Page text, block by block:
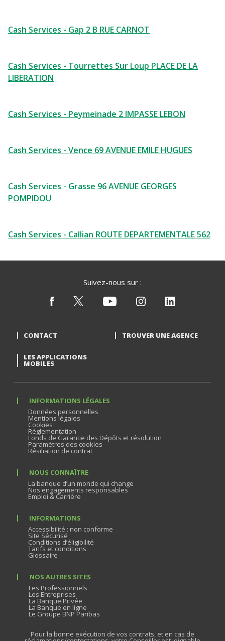
Cash Services - Gap 2 B RUE CARNOT
Cash Services - Tourrettes Sur Loup PLACE DE LA
LIBERATION
Cash Services - Peymeinade 2 IMPASSE LEBON
Cash Services - Vence 69 AVENUE EMILE HUGUES
Cash Services - Grasse 96 AVENUE GEORGES
POMPIDOU
Cash Services - Callian ROUTE DEPARTEMENTALE 562
Suivez-nous sur :
CONTACT TROUVER UNE AGENCE
LES APPLICATIONS
MOBILES
INFORMATIONS LÉGALES
Données personnelles
Mentions légales
Cookies
Réglementation
Fonds de Garantie des Dépôts et résolution
Paramètres des cookies
Résiliation de contrat
NOUS CONNAÎTRE
La banque d’un monde qui change
Nos engagements responsables
Emploi & Carrière
INFORMATIONS
Accessibilité : non conforme
Site Sécurisé
Conditions d’éligibilité
Tarifs et conditions
Glossaire
NOS AUTRES SITES
Les Professionnels
Les Entreprises
La Banque Privée
La Banque en ligne
Le Groupe BNP Paribas
Pour la bonne exécution de vos contrats, et en cas de